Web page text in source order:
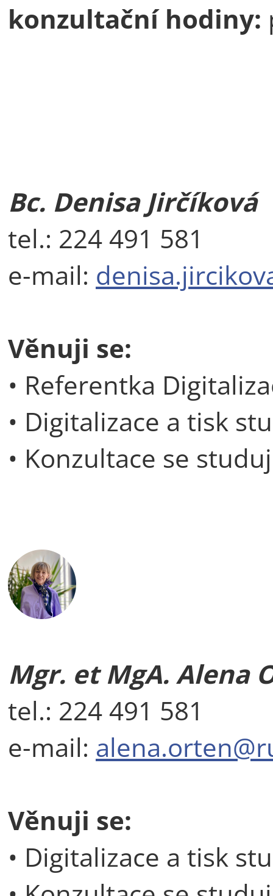
konzultační hodiny:
Bc. Denisa Jirčíková
tel.: 224 491 581
e-mail:
Věnuji se:
• Referentka
• Digitalizace a tisk
• Konzultace se
Mgr. et MgA. Alena
tel.: 224 491 581
e-mail:
Věnuji se:
• Digitalizace a tisk